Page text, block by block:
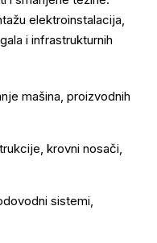
elektroinstalacija,
i infrastrukturnih
mašina, proizvodnih
krovni nosači,
sistemi,